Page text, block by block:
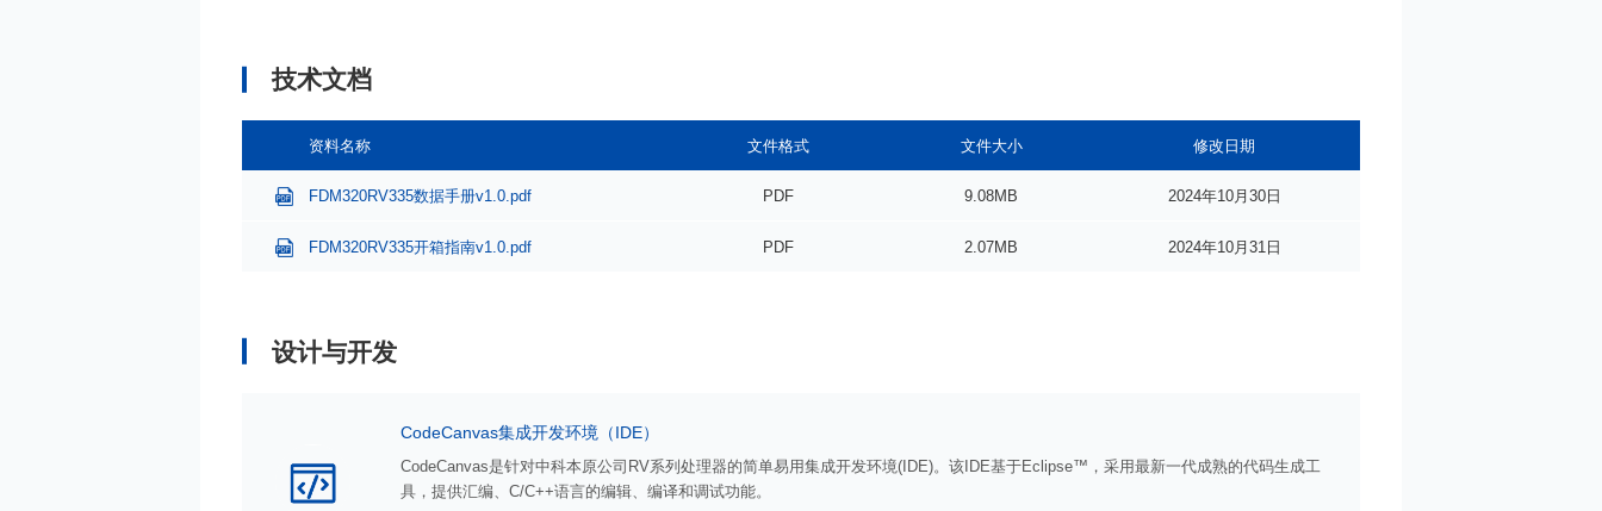
技术文档
资料名称 文件格式 文件大小 修改日期
FDM320RV335数据手册v1.0.pdf PDF 9.08MB 2024年10月30日
FDM320RV335开箱指南v1.0.pdf PDF 2.07MB 2024年10月31日
设计与开发
CodeCanvas集成开发环境（IDE）
CodeCanvas是针对中科本原公司RV系列处理器的简单易用集成开发环境(IDE)。该IDE基于Eclipse™，采用最新一代成熟的代码生成工
具，提供汇编、C/C++语言的编辑、编译和调试功能。